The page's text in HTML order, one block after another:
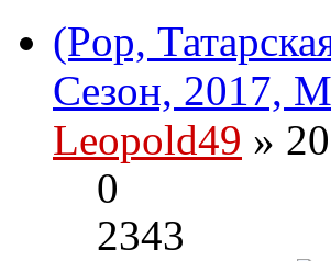
(Pop,
Сезон, 2017,
Leopold49 »
0
2343